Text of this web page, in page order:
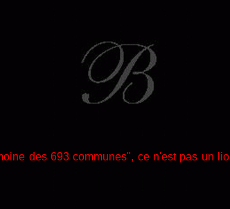
des 693 communes", ce n'est pas un